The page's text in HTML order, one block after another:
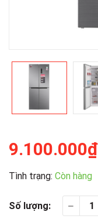
9.100.000₫
Tình trạng: Còn hàng
Số lượng: